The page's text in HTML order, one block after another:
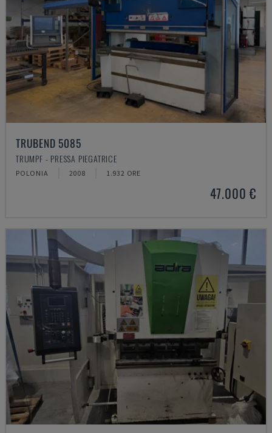
TRUBEND 5085
TRUMPF - PRESSA PIEGATRICE
POLONIA 2008 1.932 ORE
47.000 €